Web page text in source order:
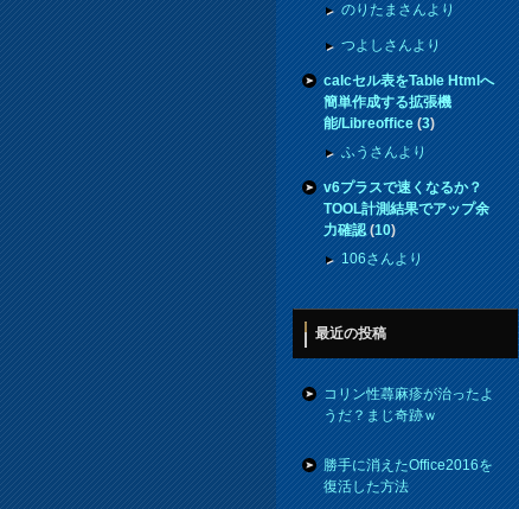
のりたまさんより
つよしさんより
calcセル表をTable Htmlへ
簡単作成する拡張機
能/Libreoffice(3)
ふうさんより
v6プラスで速くなるか？
TOOL計測結果でアップ余
力確認(10)
106さんより
最近の投稿
コリン性蕁麻疹が治ったよ
うだ？まじ奇跡ｗ
勝手に消えたOffice2016を
復活した方法